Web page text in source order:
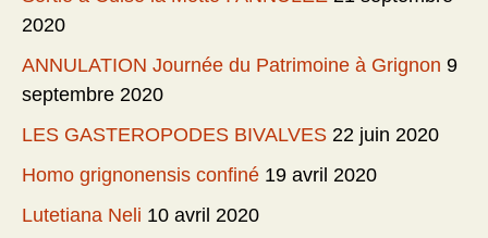
2020
ANNULATION Journée du Patrimoine à Grignon 9
septembre 2020
LES GASTEROPODES BIVALVES 22 juin 2020
Homo grignonensis confiné 19 avril 2020
Lutetiana Neli 10 avril 2020